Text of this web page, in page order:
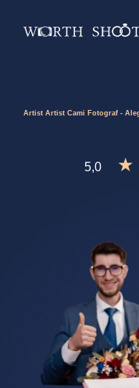
Artist Artist Cami Fotograf -
5,0 ★